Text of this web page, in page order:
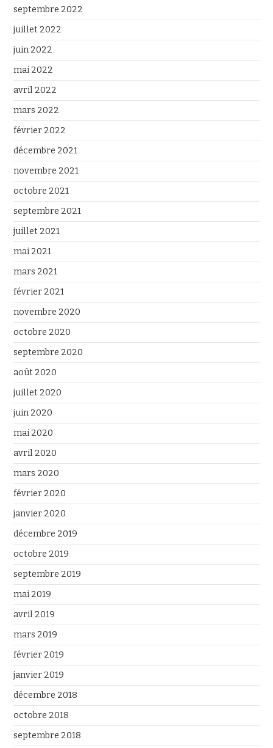
septembre 2022
juillet 2022
juin 2022
mai 2022
avril 2022
mars 2022
février 2022
décembre 2021
novembre 2021
octobre 2021
septembre 2021
juillet 2021
mai 2021
mars 2021
février 2021
novembre 2020
octobre 2020
septembre 2020
août 2020
juillet 2020
juin 2020
mai 2020
avril 2020
mars 2020
février 2020
janvier 2020
décembre 2019
octobre 2019
septembre 2019
mai 2019
avril 2019
mars 2019
février 2019
janvier 2019
décembre 2018
octobre 2018
septembre 2018